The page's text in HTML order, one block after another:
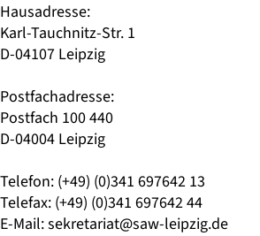
Hausadresse:
Karl-Tauchnitz-Str. 1
D-04107 Leipzig
Postfachadresse:
Postfach 100 440
D-04004 Leipzig
Telefon: (+49) (0)341 697642 13
Telefax: (+49) (0)341 697642 44
E-Mail:sekretariat@saw-leipzig.de